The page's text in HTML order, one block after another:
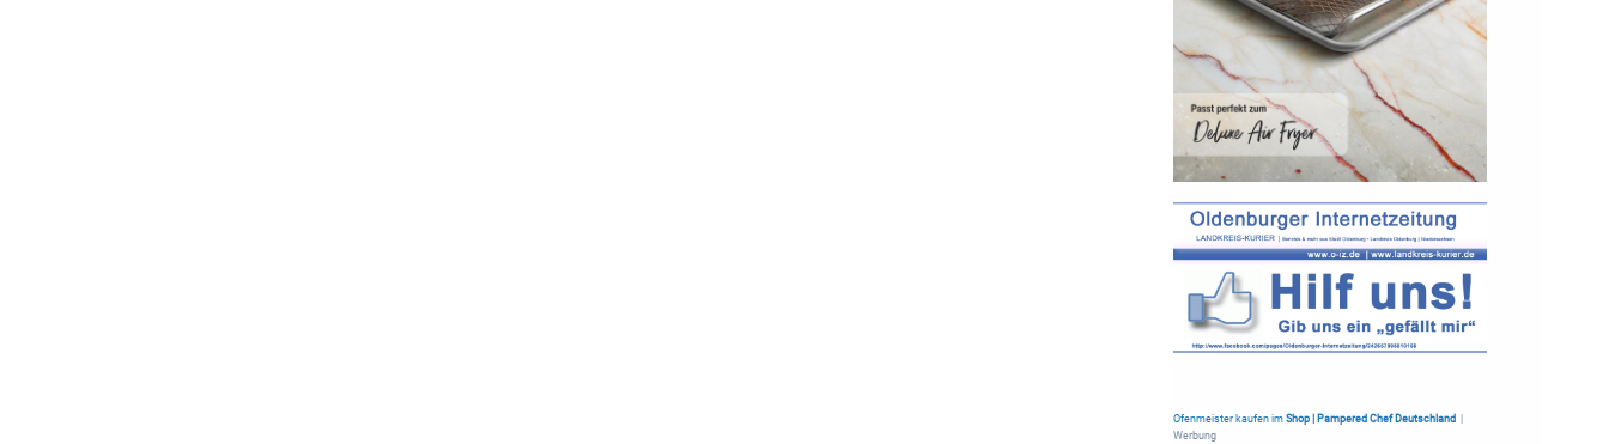
Ofenmeister kaufen im Shop | Pampered Chef Deutschland
Werbung